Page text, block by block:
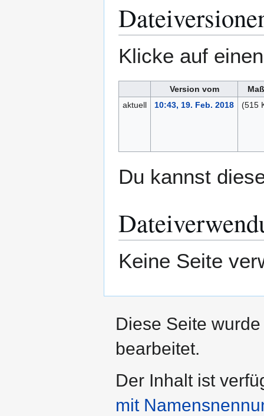
Klicke auf
Version vom
aktuell
10:43, 19. Feb. 2018 (515
Du kannst
Keine Seite
Diese Seite
bearbeitet.
Der Inhalt ist
mit